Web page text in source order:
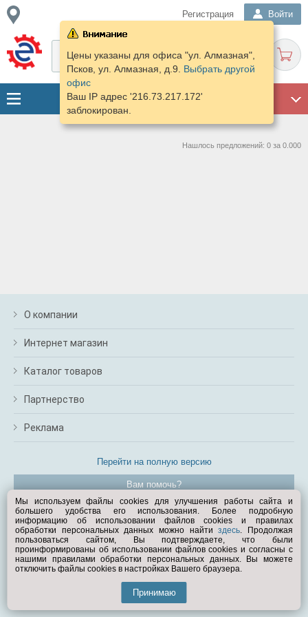
Регистрация Войти
Цены указаны для офиса "ул. Алмазная",
Псков, ул. Алмазная, д.9. Выбрать другой
офис
Ваш IP адрес '216.73.217.172'
заблокирован.
Нашлось предложений: 0 за 0.000
О компании
Интернет магазин
Каталог товаров
Партнерство
Реклама
Перейти на полную версию
Вам помочь?
© Exist.ru 1998—2026
Мы используем файлы cookies для улучшения работы сайта и
большего удобства его использования. Более подробную
информацию об использовании файлов cookies и правилах
обработки персональных данных можно найтиздесь. Продолжая
пользоваться сайтом, Вы подтверждаете, что были
проинформированы об использовании файлов cookies и согласны с
нашими правилами обработки персональных данных. Вы можете
отключить файлы cookies в настройках Вашего браузера.
Принимаю